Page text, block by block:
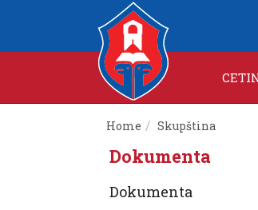
Home Skupština
Dokumenta
Dokumenta